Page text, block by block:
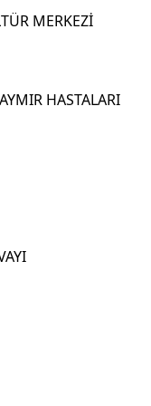
MERKEZİ
HASTALARI